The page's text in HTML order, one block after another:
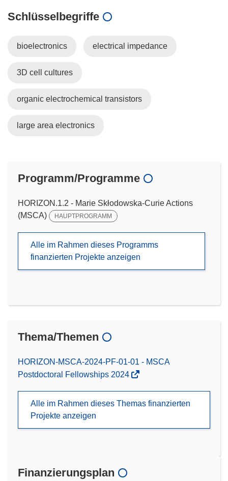
Schlüsselbegriffe
bioelectronics electrical impedance
3D cell cultures
organic electrochemical transistors
large area electronics
Programm/Programme
HORIZON.1.2 - Marie Skłodowska-Curie Actions
(MSCA)
HAUPTPROGRAMM
Alle im Rahmen dieses Programms
finanzierten Projekte anzeigen
Thema/Themen
HORIZON-MSCA-2024-PF-01-01 - MSCA
Postdoctoral Fellowships 2024
Alle im Rahmen dieses Themas finanzierten
Projekte anzeigen
Finanzierungsplan